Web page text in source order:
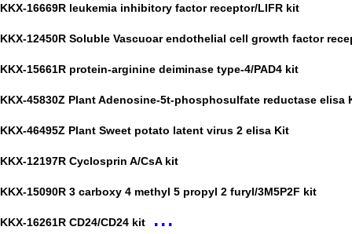
KKX-16669R leukemia inhibitory factor receptor/LIFR kit
KKX-12450R Soluble Vascuoar endothelial cell growth factor
KKX-15661R protein-arginine deiminase type-4/PAD4 kit
KKX-45830Z Plant Adenosine-5t-phosphosulfate reductase elisa
KKX-46495Z Plant Sweet potato latent virus 2 elisa Kit
KKX-12197R Cyclosprin A/CsA kit
KKX-15090R 3 carboxy 4 methyl 5 propyl 2 furyl/3M5P2F kit
KKX-16261R CD24/CD24 kit
...